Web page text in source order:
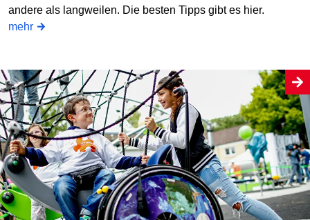
andere als langweilen. Die besten Tipps gibt es hier.
mehr